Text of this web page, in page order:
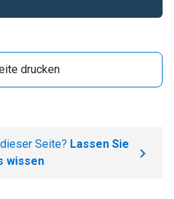
drucken
Seite? Lassen Sie
wissen